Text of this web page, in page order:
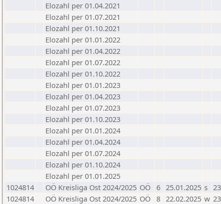
Elozahl per 01.04.2021
Elozahl per 01.07.2021
Elozahl per 01.10.2021
Elozahl per 01.01.2022
Elozahl per 01.04.2022
Elozahl per 01.07.2022
Elozahl per 01.10.2022
Elozahl per 01.01.2023
Elozahl per 01.04.2023
Elozahl per 01.07.2023
Elozahl per 01.10.2023
Elozahl per 01.01.2024
Elozahl per 01.04.2024
Elozahl per 01.07.2024
Elozahl per 01.10.2024
Elozahl per 01.01.2025
1024814
OÖ Kreisliga Ost 2024/2025 OÖ 6 25.01.2025 s
1024814
OÖ Kreisliga Ost 2024/2025 OÖ 8 22.02.2025 w